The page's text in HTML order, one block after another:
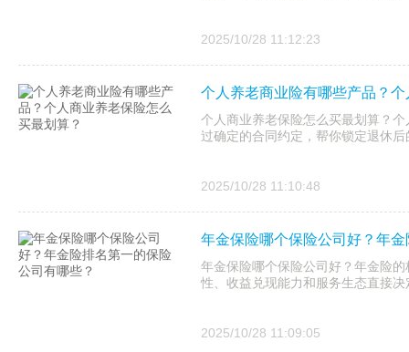
2025/10/28 11:12:23
个人养老商业险有哪些产品？
个人商业养老保险怎么买最划算？
过确定的合同约定，帮你锁定退休
2025/10/28 11:10:48
年金保险哪个保险公司好？年
年金保险哪个保险公司好？年金险
性、收益兑现能力和服务生态直接决
2025/10/28 11:09:05